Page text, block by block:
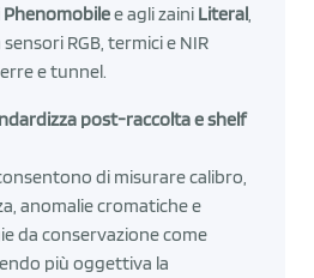
Phenomobilee agli zaini Literal
RGB, termici e NIR
e tunnel.
post-raccolta e shelf
di misurare calibro,
anomalie cromatiche e
da conservazione come
più oggettiva la